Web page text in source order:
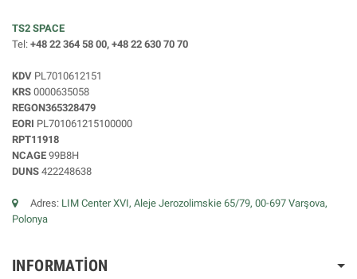
TS2 SPACE
Tel: +48 22 364 58 00, +48 22 630 70 70
KDV PL7010612151
KRS 0000635058
REGON365328479
EORI PL701061215100000
RPT11918
NCAGE 99B8H
DUNS 422248638
Adres: LIM Center XVI, Aleje Jerozolimskie 65/79, 00-697 Varşova,
Polonya
INFORMATION